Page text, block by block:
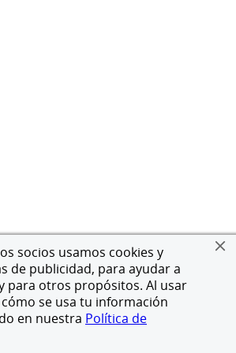
socios usamos cookies y
de publicidad, para ayudar a
para otros propósitos. Al usar
se usa tu información
en nuestra Política de